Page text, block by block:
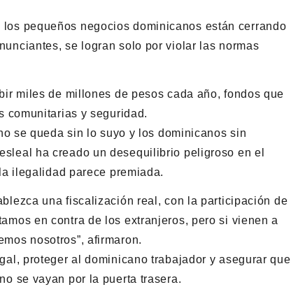
pequeños negocios dominicanos están cerrando
se logran solo por violar las normas
miles de millones de pesos cada año, fondos que
comunitarias y seguridad.
se queda sin lo suyo y los dominicanos sin
ha creado un desequilibrio peligroso en el
ilegalidad parece premiada.
una fiscalización real, con la participación de
en contra de los extranjeros, pero si vienen a
nosotros”, afirmaron.
proteger al dominicano trabajador y asegurar que
se vayan por la puerta trasera.